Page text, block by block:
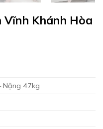
Vĩnh Khánh Hòa
Nặng 47kg